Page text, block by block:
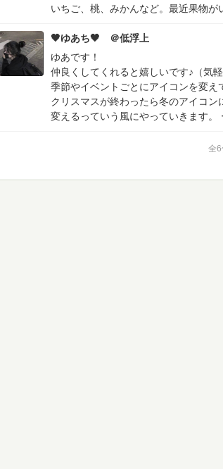
いちご、桃、みかんなど。最近果物が
🖤ゆあち🖤 ＠低浮上
ゆあです！
仲良くしてくれると嬉しいです♪（気
季節やイベントごとにアイコンを変え
クリスマスが終わったら冬のアイコ
変えるっていう風にやっていきます。
全6